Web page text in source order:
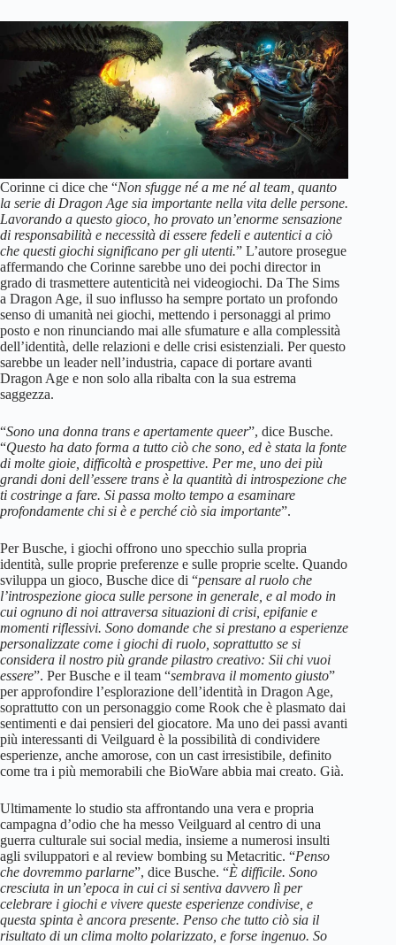
Corinne ci dice che “Non sfugge né a me né al team, quanto
la serie di Dragon Age sia importante nella vita delle persone.
Lavorando a questo gioco, ho provato un’enorme sensazione
di responsabilità e necessità di essere fedeli e autentici a ciò
che questi giochi significano per gli utenti.” L’autore prosegue
affermando che Corinne sarebbe uno dei pochi director in
grado di trasmettere autenticità nei videogiochi. Da The Sims
a Dragon Age, il suo influsso ha sempre portato un profondo
senso di umanità nei giochi, mettendo i personaggi al primo
posto e non rinunciando mai alle sfumature e alla complessità
dell’identità, delle relazioni e delle crisi esistenziali. Per questo
sarebbe un leader nell’industria, capace di portare avanti
Dragon Age e non solo alla ribalta con la sua estrema
saggezza.
“Sono una donna trans e apertamente queer”, dice Busche.
“Questo ha dato forma a tutto ciò che sono, ed è stata la fonte
di molte gioie, difficoltà e prospettive. Per me, uno dei più
grandi doni dell’essere trans è la quantità di introspezione che
ti costringe a fare. Si passa molto tempo a esaminare
profondamente chi si è e perché ciò sia importante”.
Per Busche, i giochi offrono uno specchio sulla propria
identità, sulle proprie preferenze e sulle proprie scelte. Quando
sviluppa un gioco, Busche dice di “pensare al ruolo che
l’introspezione gioca sulle persone in generale, e al modo in
cui ognuno di noi attraversa situazioni di crisi, epifanie e
momenti riflessivi. Sono domande che si prestano a esperienze
personalizzate come i giochi di ruolo, soprattutto se si
considera il nostro più grande pilastro creativo: Sii chi vuoi
essere”. Per Busche e il team “sembrava il momento giusto”
per approfondire l’esplorazione dell’identità in Dragon Age,
soprattutto con un personaggio come Rook che è plasmato dai
sentimenti e dai pensieri del giocatore. Ma uno dei passi avanti
più interessanti di Veilguard è la possibilità di condividere
esperienze, anche amorose, con un cast irresistibile, definito
come tra i più memorabili che BioWare abbia mai creato. Già.
Ultimamente lo studio sta affrontando una vera e propria
campagna d’odio che ha messo Veilguard al centro di una
guerra culturale sui social media, insieme a numerosi insulti
agli sviluppatori e al review bombing su Metacritic. “Penso
che dovremmo parlarne”, dice Busche. “È difficile. Sono
cresciuta in un’epoca in cui ci si sentiva davvero lì per
celebrare i giochi e vivere queste esperienze condivise, e
questa spinta è ancora presente. Penso che tutto ciò sia il
risultato di un clima molto polarizzato, e forse ingenuo. So